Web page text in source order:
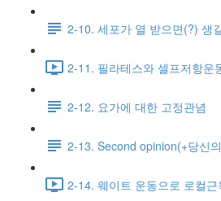
2-10. 세포가 열 받으면(?) 생
2-11. 필라테스와 셀프저항운
2-12. 요가에 대한 고정관념
2-13. Second opinion(+당신
2-14. 웨이트 운동으로 로컬